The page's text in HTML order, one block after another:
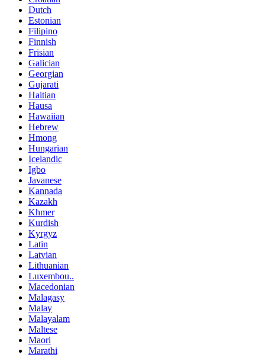
Dutch
Estonian
Filipino
Finnish
Frisian
Galician
Georgian
Gujarati
Haitian
Hausa
Hawaiian
Hebrew
Hmong
Hungarian
Icelandic
Igbo
Javanese
Kannada
Kazakh
Khmer
Kurdish
Kyrgyz
Latin
Latvian
Lithuanian
Luxembou..
Macedonian
Malagasy
Malay
Malayalam
Maltese
Maori
Marathi